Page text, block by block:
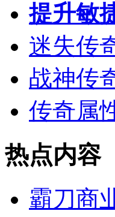
提升敏
迷失传
战神传
传奇属
热点内容
霸刀商